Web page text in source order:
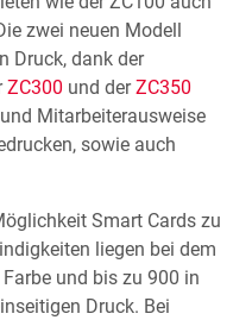
zwei neuen Modell
Druck, dank der
ZC300 und derZC350
Mitarbeiterausweise
sowie auch
Smart Cards zu
liegen bei dem
und bis zu 900 in
Druck. Bei